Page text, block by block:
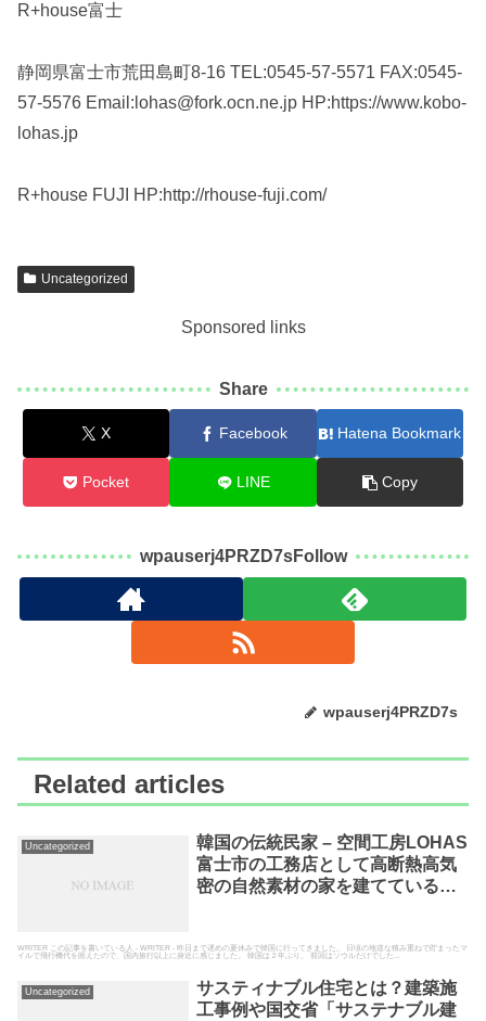
R+house富士
静岡県富士市荒田島町8-16 TEL:0545-57-5571 FAX:0545-
57-5576 Email:lohas@fork.ocn.ne.jp HP:https://www.kobo-
lohas.jp
R+house FUJI HP:http://rhouse-fuji.com/
Uncategorized
Sponsored links
Share
X Facebook Hatena Bookmark
Pocket LINE Copy
wpauserj4PRZD7sFollow
wpauserj4PRZD7s
Related articles
Uncategorized
韓国の伝統民家 – 空間工房LOHAS
富士市の工務店として高断熱高気
密の自然素材の家を建てている空
WRITER この記事を書いている人 - WRITER - 昨日まで遅めの夏休みで韓国に行ってきました。 日頃の地道な積み重ねで貯まったマ
イルで飛行機代を賄えたので、国内旅行以上に身近に感じました。 韓国は２年ぶり。 前回はソウルだけでした...
Uncategorized
サスティナブル住宅とは？建築施
工事例や国交省「サステナブル建